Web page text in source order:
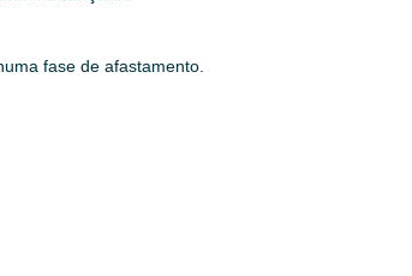
fase de afastamento.